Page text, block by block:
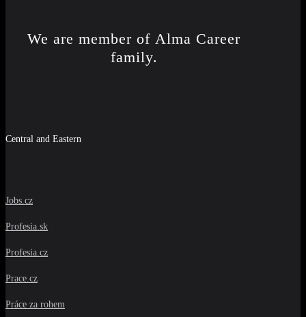
We are member of Alma Career
family.
Central and Eastern
Jobs.cz
Profesia.sk
Profesia.cz
Prace.cz
Práce za rohem